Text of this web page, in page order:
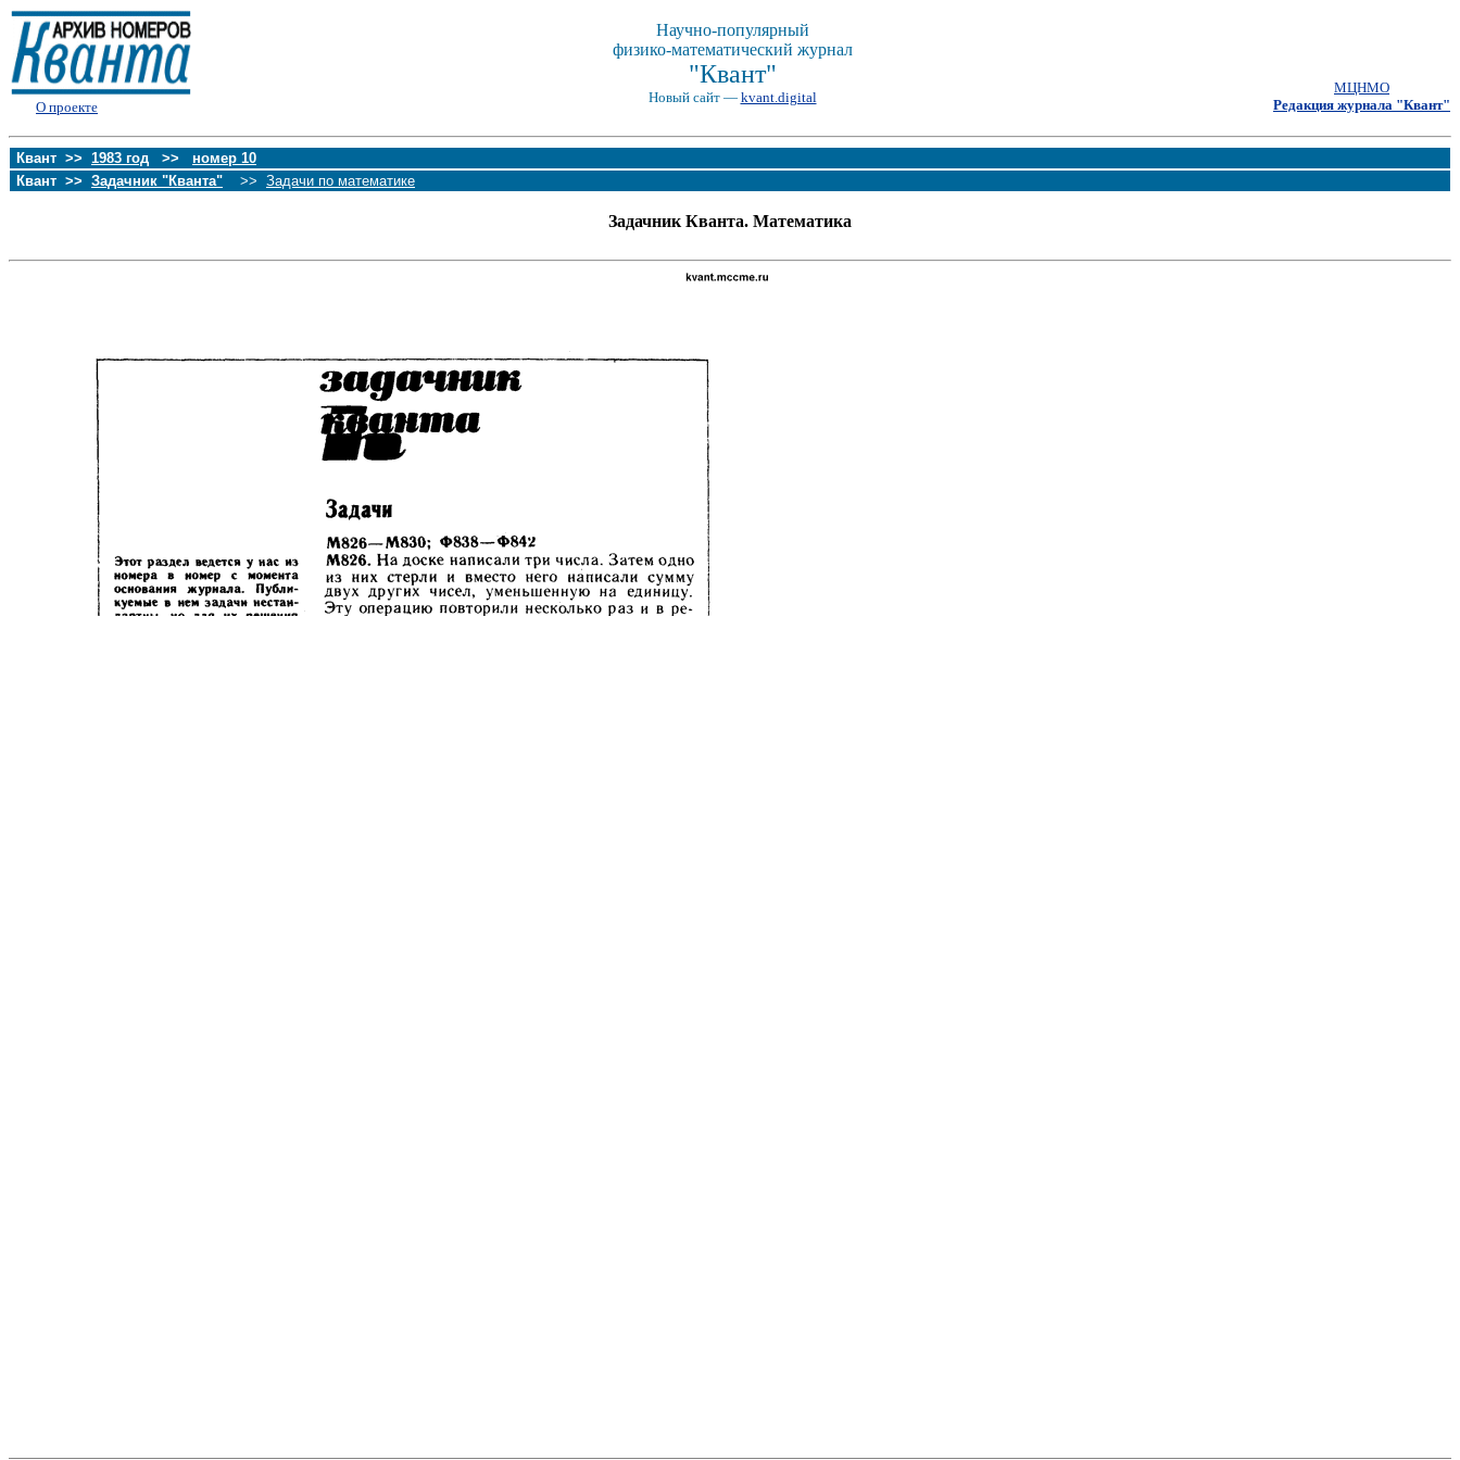
О проекте
Научно-популярный
физико-математический журнал
"Квант"
Новый сайт — kvant.digital
МЦНМО
Редакция журнала "Квант"
Квант >> 1983 год >> номер 10
Квант >> Задачник "Кванта" >> Задачи по математике
Задачник Кванта. Математика